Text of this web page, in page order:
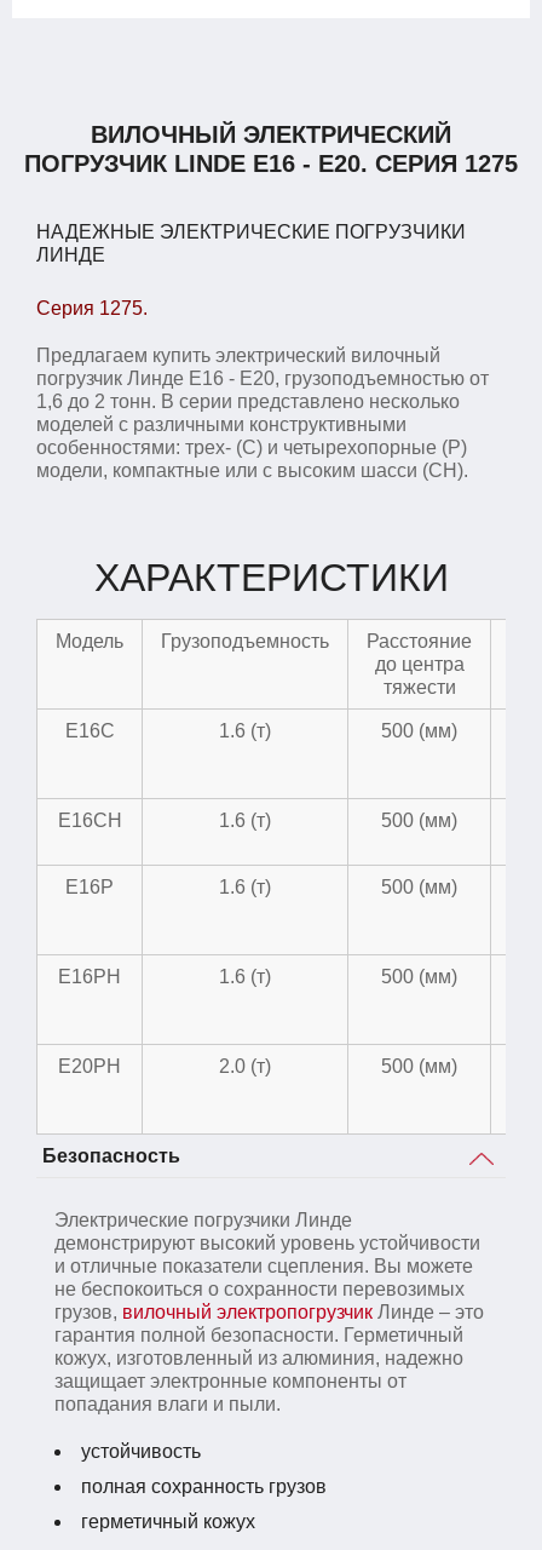
ВИЛОЧНЫЙ ЭЛЕКТРИЧЕСКИЙ
ПОГРУЗЧИК LINDE E16 - E20. СЕРИЯ 1275
НАДЕЖНЫЕ ЭЛЕКТРИЧЕСКИЕ ПОГРУЗЧИКИ
ЛИНДЕ
Серия 1275.
Предлагаем купить электрический вилочный
погрузчик Линде E16 - E20, грузоподъемностью от
1,6 до 2 тонн. В серии представлено несколько
моделей с различными конструктивными
особенностями: трех- (C) и четырехопорные (P)
модели, компактные или с высоким шасси (CH).
ХАРАКТЕРИСТИКИ
Модель Грузоподъемность
Расстояние
до центра
тяжести
E16C 1.6 (т) 500 (мм)
E16CH 1.6 (т) 500 (мм)
E16P 1.6 (т) 500 (мм)
E16PH 1.6 (т) 500 (мм)
E20PH 2.0 (т) 500 (мм)
Безопасность
Электрические погрузчики Линде
демонстрируют высокий уровень устойчивости
и отличные показатели сцепления. Вы можете
не беспокоиться о сохранности перевозимых
грузов, вилочный электропогрузчик Линде – это
гарантия полной безопасности. Герметичный
кожух, изготовленный из алюминия, надежно
защищает электронные компоненты от
попадания влаги и пыли.
устойчивость
полная сохранность грузов
герметичный кожух